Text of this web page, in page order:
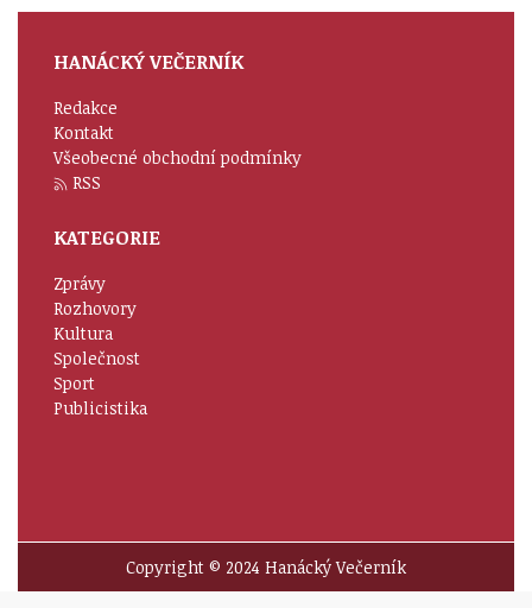
HANÁCKÝ VEČERNÍK
Redakce
Kontakt
Všeobecné obchodní podmínky
RSS
KATEGORIE
Zprávy
Rozhovory
Kultura
Společnost
Sport
Publicistika
Copyright © 2024 Hanácký Večerník